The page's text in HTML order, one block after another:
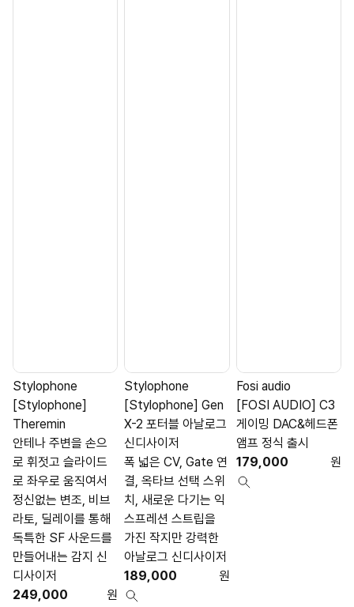
Stylophone
[Stylophone]
Theremin
안테나 주변을 손으
로 휘젓고 슬라이드
로 좌우로 움직여서
정신없는 변조, 비브
라토, 딜레이를 통해
독특한 SF 사운드를
만들어내는 감지 신
디사이저
249,000
원
Stylophone
[Stylophone] Gen
X-2 포터블 아날로그
신디사이저
폭 넓은 CV, Gate 연
결, 옥타브 선택 스위
치, 새로운 다기는 익
스프레션 스트립을
가진 작지만 강력한
아날로그 신디사이저
189,000
원
Fosi audio
[FOSI AUDIO] C3
게이밍 DAC&헤드폰
앰프 정식 출시
179,000
원